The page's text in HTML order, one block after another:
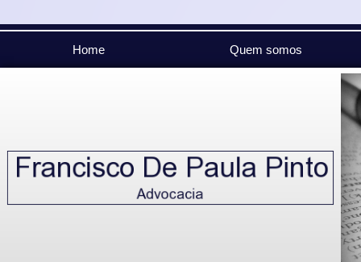
Home Quem somos